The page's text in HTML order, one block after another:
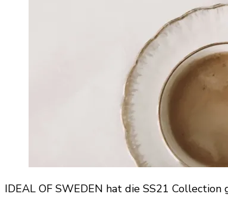
IDEAL OF SWEDEN hat die SS21